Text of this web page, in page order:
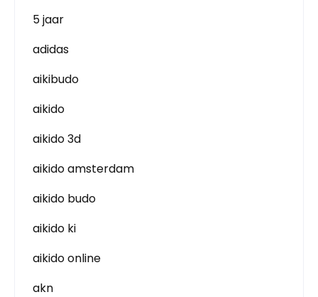
5 jaar
adidas
aikibudo
aikido
aikido 3d
aikido amsterdam
aikido budo
aikido ki
aikido online
akn